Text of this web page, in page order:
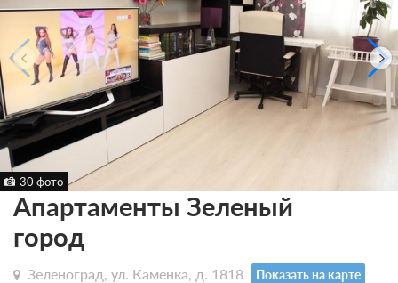
30 фото
Апартаменты Зеленый
город
Зеленоград, ул. Каменка, д. 1818 Показать на карте